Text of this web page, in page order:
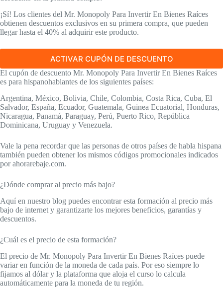
¡Sí! Los clientes del Mr. Monopoly Para Invertir En Bienes Raíces
obtienen descuentos exclusivos en su primera compra, que pueden
llegar hasta el 40% al adquirir este producto.
ACTIVAR CUPÓN DE DESCUENTO
El cupón de descuento Mr. Monopoly Para Invertir En Bienes Raíces
es para hispanohablantes de los siguientes países:
Argentina, México, Bolivia, Chile, Colombia, Costa Rica, Cuba, El
Salvador, España, Ecuador, Guatemala, Guinea Ecuatorial, Honduras,
Nicaragua, Panamá, Paraguay, Perú, Puerto Rico, República
Dominicana, Uruguay y Venezuela.
Vale la pena recordar que las personas de otros países de habla hispana
también pueden obtener los mismos códigos promocionales indicados
por ahorarebaje.com.
¿Dónde comprar al precio más bajo?
Aquí en nuestro blog puedes encontrar esta formación al precio más
bajo de internet y garantizarte los mejores beneficios, garantías y
descuentos.
¿Cuál es el precio de esta formación?
El precio de Mr. Monopoly Para Invertir En Bienes Raíces puede
variar en función de la moneda de cada país. Por eso siempre lo
fijamos al dólar y la plataforma que aloja el curso lo calcula
automáticamente para la moneda de tu región.